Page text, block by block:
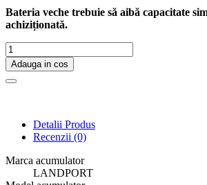
Bateria veche trebuie să aibă capacitate
achiziționată.
Adauga in cos
Detalii Produs
Recenzii (0)
Marca acumulator
LANDPORT